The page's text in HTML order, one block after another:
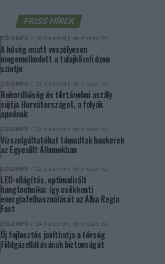
FRISS HÍREK
ZÖLDINFÓ 20 óra telt el a létrehozás óta
A hőség miatt veszélyesen
megemelkedett a talajközeli ózon
szintje
ZÖLDINFÓ 21 óra telt el a létrehozás óta
Rekordhőség és történelmi aszály
sújtja Horvátországot, a folyók
apadnak
ZÖLDINFÓ 22 óra telt el a létrehozás óta
Vízszolgáltatókat támadtak hackerek
az Egyesült Államokban
ZÖLDINFÓ 22 óra telt el a létrehozás óta
LED-világítás, optimalizált
hangtechnika: így csökkenti
energiafelhasználását az Alba Regia
Fest
ZÖLDINFÓ 24 óra telt el a létrehozás óta
Új fejlesztés javíthatja a térség
földgázellátásának biztonságát